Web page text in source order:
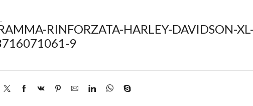
RINFORZATA-HARLEY-DAVIDSON-
9